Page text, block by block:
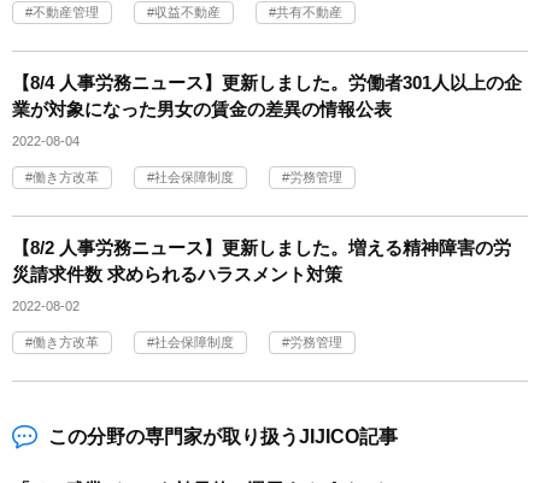
不動産管理 収益不動産 共有不動産
【8/4 人事労務ニュース】更新しました。労働者301人以上の企
業が対象になった男女の賃金の差異の情報公表
2022-08-04
働き方改革 社会保障制度 労務管理
【8/2 人事労務ニュース】更新しました。増える精神障害の労
災請求件数 求められるハラスメント対策
2022-08-02
働き方改革 社会保障制度 労務管理
この分野の専門家が取り扱うJIJICO記事